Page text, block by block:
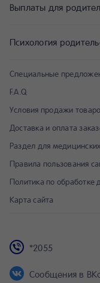
Специальные
F.A.Q
Условия продажи
Доставка и оплата
Раздел для
Правила пользования
Политика по обработке
Карта сайта
*2055
Сообщения в
Выплаты для
Психология